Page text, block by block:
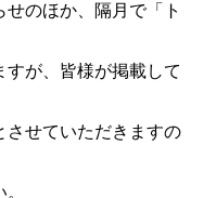
のほか、隔月で「ト
すが、皆様が掲載して
させていただきますの